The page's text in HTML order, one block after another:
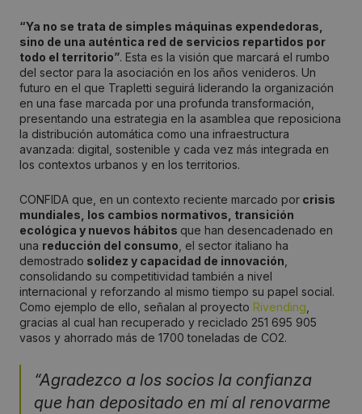
“Ya no se trata de simples máquinas expendedoras,
sino de una auténtica red de servicios repartidos por
todo el territorio”. Esta es la visión que marcará el rumbo
del sector para la asociación en los años venideros. Un
futuro en el que Trapletti seguirá liderando la organización
en una fase marcada por una profunda transformación,
presentando una estrategia en la asamblea que reposiciona
la distribución automática como una infraestructura
avanzada: digital, sostenible y cada vez más integrada en
los contextos urbanos y en los territorios.
CONFIDA que, en un contexto reciente marcado por crisis
mundiales, los cambios normativos, transición
ecológica y nuevos hábitos que han desencadenado en
una reducción del consumo, el sector italiano ha
demostrado solidez y capacidad de innovación,
consolidando su competitividad también a nivel
internacional y reforzando al mismo tiempo su papel social.
Como ejemplo de ello, señalan al proyecto Rivending,
gracias al cual han recuperado y reciclado 251 695 905
vasos y ahorrado más de 1700 toneladas de CO2.
“Agradezco a los socios la confianza
que han depositado en mí al renovarme